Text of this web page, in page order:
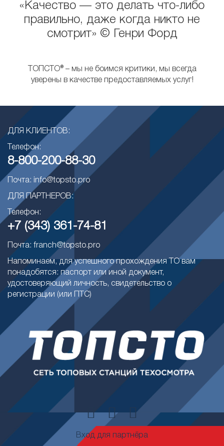
«Качество — это делать что-либо
правильно, даже когда никто не
смотрит» © Генри Форд
ТОПСТО® – мы не боимся критики, мы всегда
уверены в качестве предоставляемых услуг!
ДЛЯ КЛИЕНТОВ:
Телефон:
8-800-200-88-30
Почта: info@topsto.pro
ДЛЯ ПАРТНЕРОВ:
Телефон:
+7 (343) 361-74-81
Почта: franch@topsto.pro
Напоминаем, для успешного прохождения ТО вам
понадобятся: паспорт или иной документ,
удостоверяющий личность, свидетельство о
регистрации (или ПТС)
Вход для партнёра